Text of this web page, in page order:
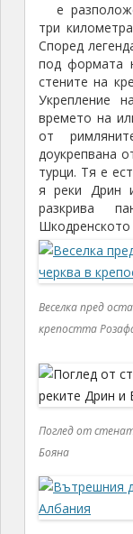
е
три
Според
под формата
стените на
Укрепление
времето на
от
доукрепвана
турци. Тя е
я реки Дрин
разкрива
Шкодренското
Веселка пред
крепостта
Поглед от
Бояна